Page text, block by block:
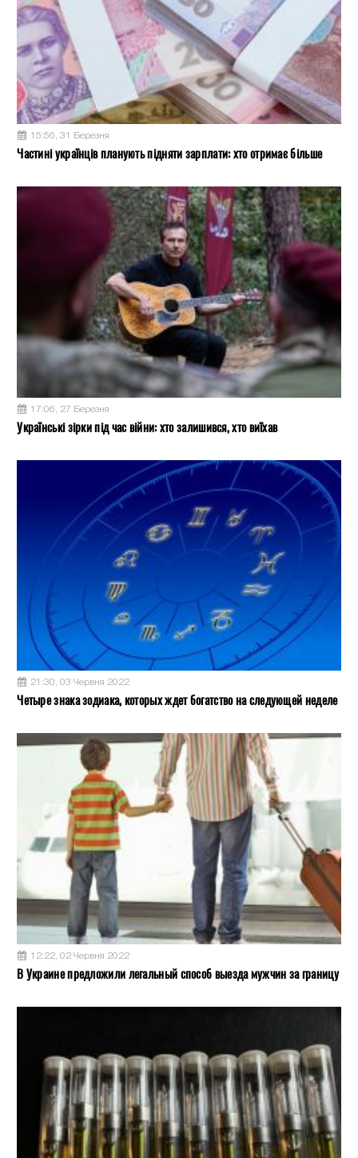
15:56, 31 Березня
Частині українців планують підняти зарплати: хто отримає більше
17:06, 27 Березня
Українські зірки під час війни: хто залишився, хто виїхав
21:30, 03 Червня 2022
Четыре знака зодиака, которых ждет богатство на следующей неделе
12:22, 02 Червня 2022
В Украине предложили легальный способ выезда мужчин за границу